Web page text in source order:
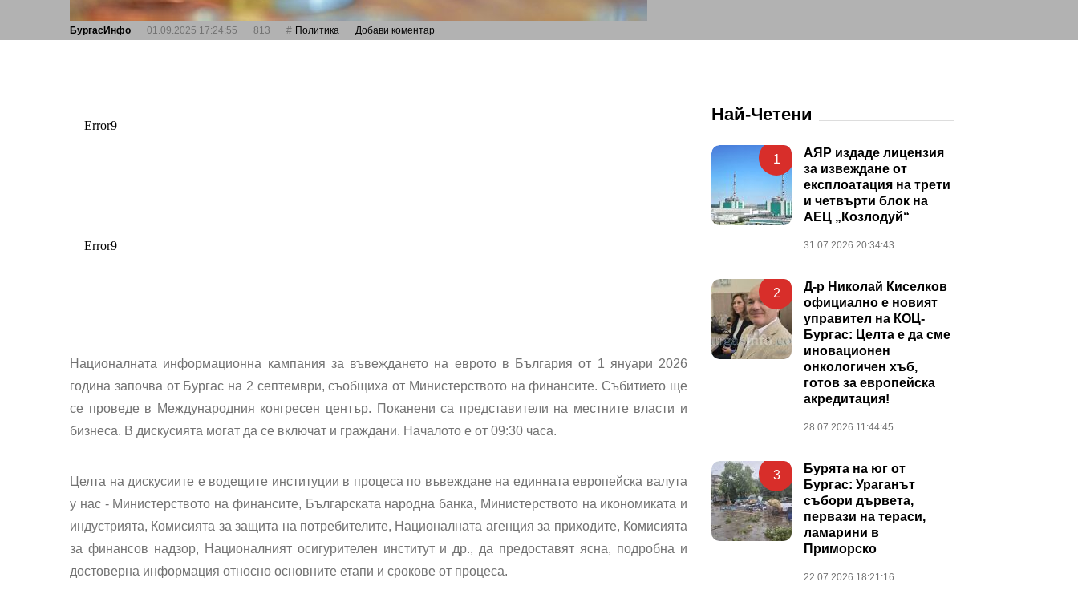
БургасИнфо 01.09.2025 17:24:55 813 Политика Добави коментар
Националната информационна кампания за въвеждането на еврото в България от 1 януари 2026
година започва от Бургас на 2 септември, съобщиха от Министерството на финансите. Събитието ще
се проведе в Международния конгресен център. Поканени са представители на местните власти и
бизнеса. В дискусията могат да се включат и граждани. Началото е от 09:30 часа.
Целта на дискусиите е водещите институции в процеса по въвеждане на единната европейска валута
у нас - Министерството на финансите, Българската народна банка, Министерството на икономиката и
индустрията, Комисията за защита на потребителите, Националната агенция за приходите, Комисията
за финансов надзор, Националният осигурителен институт и др., да предоставят ясна, подробна и
достоверна информация относно основните етапи и срокове от процеса.
Най-Четени
1
АЯР издаде лицензия
за извеждане от
експлоатация на трети
и четвърти блок на
АЕЦ „Козлодуй“
31.07.2026 20:34:43
2
Д-р Николай Киселков
официално е новият
управител на КОЦ-
Бургас: Целта е да сме
иновационен
онкологичен хъб,
готов за европейска
акредитация!
28.07.2026 11:44:45
3
Бурята на юг от
Бургас: Ураганът
събори дървета,
первази на тераси,
ламарини в
Приморско
22.07.2026 18:21:16